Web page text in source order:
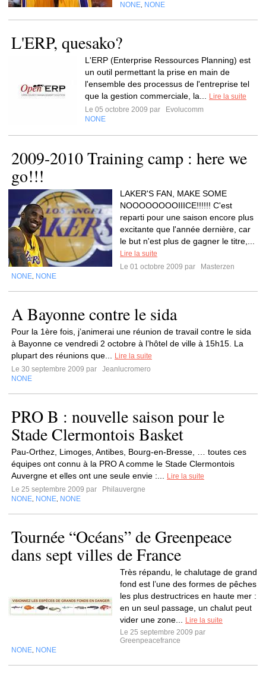
NONE NONE
L'ERP, quesako?
L'ERP (Enterprise Ressources Planning) est
un outil permettant la prise en main de
l'ensemble des processus de l'entreprise tel
que la gestion commerciale, la...
Lire la suite
Le 05 octobre 2009 par
Evolucomm
NONE
2009-2010 Training camp : here we
go!!!
LAKER'S FAN, MAKE SOME
NOOOOOOOOIIICE!!!!!! C'est
reparti pour une saison encore plus
excitante que l'année dernière, car
le but n'est plus de gagner le titre,...
Lire la suite
Le 01 octobre 2009 par
Masterzen
NONE NONE
A Bayonne contre le sida
Pour la 1ère fois, j’animerai une réunion de travail contre le sida
à Bayonne ce vendredi 2 octobre à l’hôtel de ville à 15h15. La
plupart des réunions que...
Lire la suite
Le 30 septembre 2009 par
Jeanlucromero
NONE
PRO B : nouvelle saison pour le
Stade Clermontois Basket
Pau-Orthez, Limoges, Antibes, Bourg-en-Bresse, … toutes ces
équipes ont connu à la PRO A comme le Stade Clermontois
Auvergne et elles ont une seule envie :...
Lire la suite
Le 25 septembre 2009 par
Philauvergne
NONE NONE NONE
Tournée “Océans” de Greenpeace
dans sept villes de France
Très répandu, le chalutage de grand
fond est l’une des formes de pêches
les plus destructrices en haute mer :
en un seul passage, un chalut peut
vider une zone...
Lire la suite
Le 25 septembre 2009 par
Greenpeacefrance
NONE NONE